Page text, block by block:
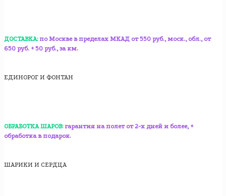
ДОСТАВКА: по Москве в пределах МКАД от 550 руб., моск., обл., от
650 руб. + 50 руб., за км.
ЕДИНОРОГ И ФОНТАН
ОБРАБОТКА ШАРОВ: гарантия на полет от 2-х дней и более, +
обработка в подарок.
ШАРИКИ И СЕРДЦА